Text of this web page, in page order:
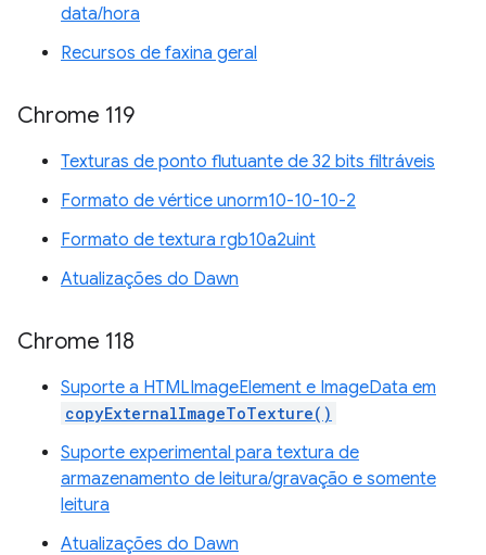
data/hora
Recursos de faxina geral
Chrome 119
Texturas de ponto flutuante de 32 bits filtráveis
Formato de vértice unorm10-10-10-2
Formato de textura rgb10a2uint
Atualizações do Dawn
Chrome 118
Suporte a HTMLImageElement e ImageData em
copyExternalImageToTexture()
Suporte experimental para textura de
armazenamento de leitura/gravação e somente
leitura
Atualizações do Dawn